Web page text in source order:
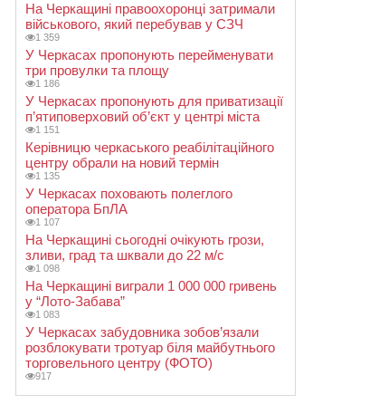
На Черкащині правоохоронці затримали
військового, який перебував у СЗЧ
1 359
У Черкасах пропонують перейменувати
три провулки та площу
1 186
У Черкасах пропонують для приватизації
п’ятиповерховий об’єкт у центрі міста
1 151
Керівницю черкаського реабілітаційного
центру обрали на новий термін
1 135
У Черкасах поховають полеглого
оператора БпЛА
1 107
На Черкащині сьогодні очікують грози,
зливи, град та шквали до 22 м/с
1 098
На Черкащині виграли 1 000 000 гривень
у “Лото-Забава”
1 083
У Черкасах забудовника зобов’язали
розблокувати тротуар біля майбутнього
торговельного центру (ФОТО)
917